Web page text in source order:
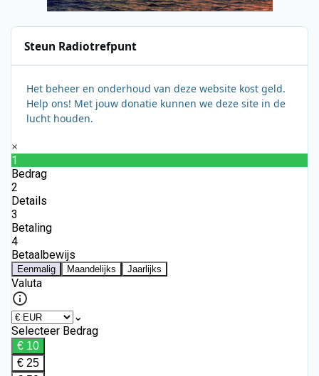
Steun Radiotrefpunt
Het beheer en onderhoud van deze website kost geld.
Help ons! Met jouw donatie kunnen we deze site in de
lucht houden.